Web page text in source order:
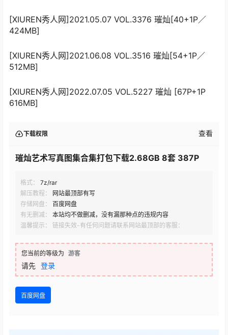
[XIUREN秀人网]2021.05.07 VOL.3376 璀灿[40+1P／
424MB]
[XIUREN秀人网]2021.06.08 VOL.3516 璀灿[54+1P／
512MB]
[XIUREN秀人网]2022.07.05 VOL.5227 璀灿 [67P+1P
616MB]
下载权限 查看
璀灿艺术写真图集合集打包下载2.68GB 8套 387P
格式：
7z/rar
解压教程：
网站最顶部有写
存储网盘：
百度网盘
有无删减：
本站均不做删减，没有漏那种点的违规内容
温馨提示： 链接失效-有任何问题请联系网站最顶部的客服：
您当前的等级为 游客
请先 登录
百度网盘